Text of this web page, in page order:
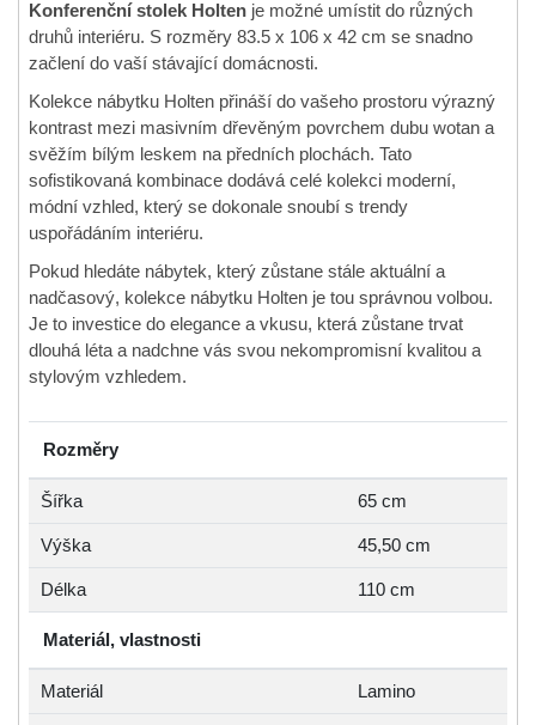
Konferenční stolek Holten je možné umístit do různých
druhů interiéru. S rozměry 83.5 x 106 x 42 cm se snadno
začlení do vaší stávající domácnosti.
Kolekce nábytku Holten přináší do vašeho prostoru výrazný
kontrast mezi masivním dřevěným povrchem dubu wotan a
svěžím bílým leskem na předních plochách. Tato
sofistikovaná kombinace dodává celé kolekci moderní,
módní vzhled, který se dokonale snoubí s trendy
uspořádáním interiéru.
Pokud hledáte nábytek, který zůstane stále aktuální a
nadčasový, kolekce nábytku Holten je tou správnou volbou.
Je to investice do elegance a vkusu, která zůstane trvat
dlouhá léta a nadchne vás svou nekompromisní kvalitou a
stylovým vzhledem.
Rozměry
Šířka 65 cm
Výška 45,50 cm
Délka 110 cm
Materiál, vlastnosti
Materiál Lamino